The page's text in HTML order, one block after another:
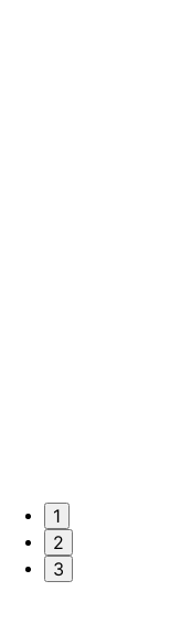
1
2
3